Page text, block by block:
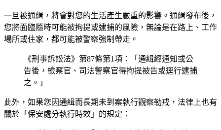
一旦被通緝，將會對您的生活產生嚴重的影響。通緝發布後，
您將面臨隨時可能被拘提或逮捕的風險，無論是在路上、工作
場所或住家，都可能被警察強制帶走。
《刑事訴訟法》第87條第1項：「通緝經通知或公
告後，檢察官、司法警察官得拘提被告或逕行逮捕
之。」
此外，如果您因通緝而長期未到案執行觀察勒戒，法律上也有
關於「保安處分執行時效」的規定：